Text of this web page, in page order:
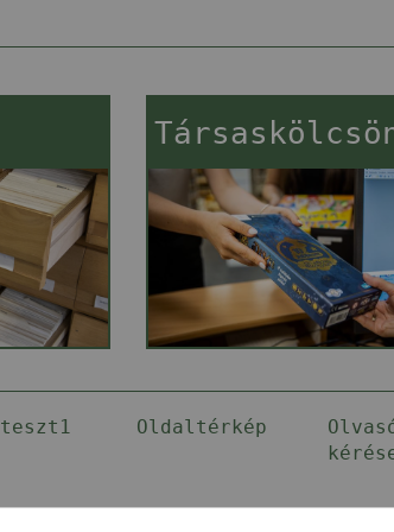
teszt1 Oldaltérkép